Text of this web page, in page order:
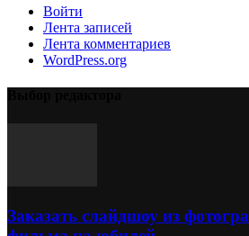
Войти
Лента записей
Лента комментариев
WordPress.org
Заказать слайдшоу из